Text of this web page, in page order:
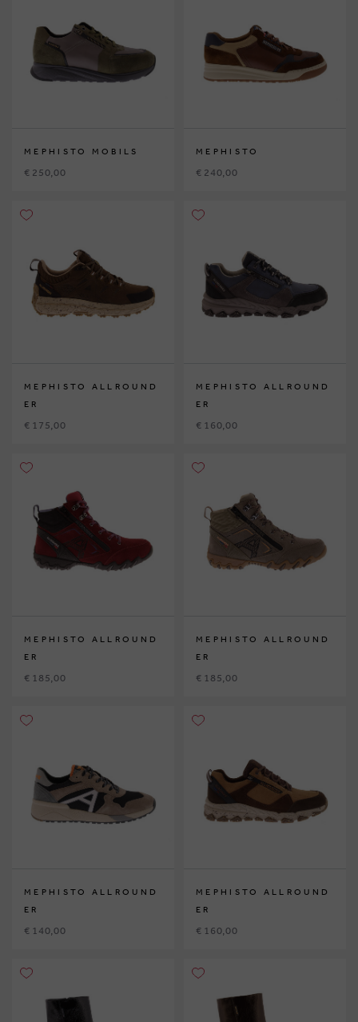
MEPHISTO MOBILS
€ 250,00
MEPHISTO
€ 240,00
MEPHISTO ALLROUND
ER
€ 175,00
MEPHISTO ALLROUND
ER
€ 160,00
MEPHISTO ALLROUND
ER
€ 185,00
MEPHISTO ALLROUND
ER
€ 185,00
MEPHISTO ALLROUND
ER
€ 140,00
MEPHISTO ALLROUND
ER
€ 160,00